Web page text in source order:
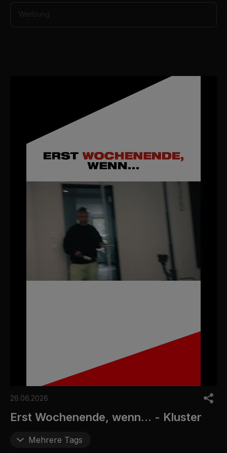
Werbung
o
6
m
26.06.2026
Erst Wochenende, wenn... - Kluster
Mehrere Tags